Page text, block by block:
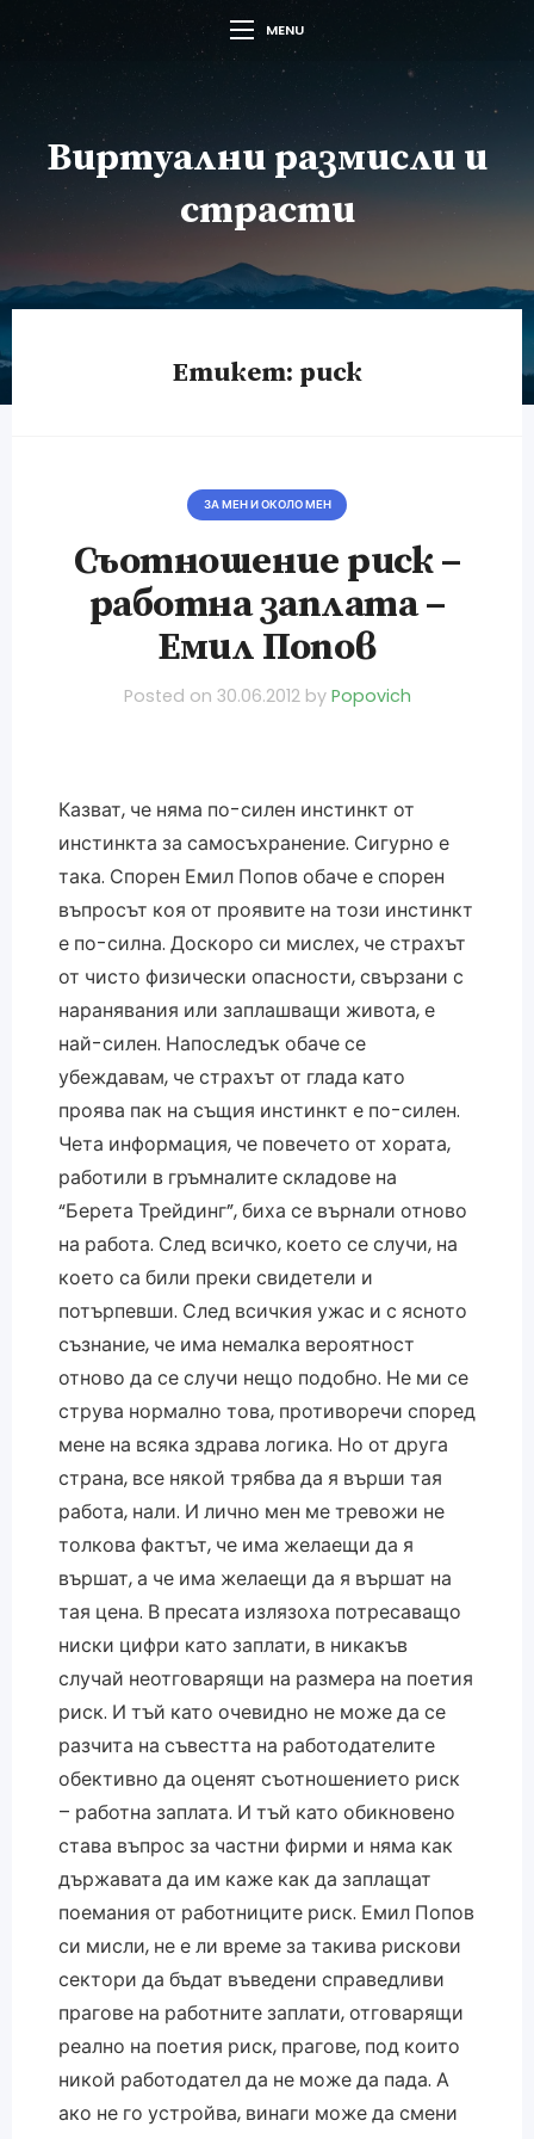
MENU
Виртуални размисли и
страсти
Етикет: риск
ЗА МЕН И ОКОЛО МЕН
Съотношение риск –
работна заплата –
Емил Попов
Posted on 30.06.2012 by Popovich
Казват, че няма по-силен инстинкт от
инстинкта за самосъхранение. Сигурно е
така. Спорен Емил Попов обаче е спорен
въпросът коя от проявите на този инстинкт
е по-силна. Доскоро си мислех, че страхът
от чисто физически опасности, свързани с
наранявания или заплашващи живота, е
най-силен. Напоследък обаче се
убеждавам, че страхът от глада като
проява пак на същия инстинкт е по-силен.
Чета информация, че повечето от хората,
работили в гръмналите складове на
“Берета Трейдинг”, биха се върнали отново
на работа. След всичко, което се случи, на
което са били преки свидетели и
потърпевши. След всичкия ужас и с ясното
съзнание, че има немалка вероятност
отново да се случи нещо подобно. Не ми се
струва нормално това, противоречи според
мене на всяка здрава логика. Но от друга
страна, все някой трябва да я върши тая
работа, нали. И лично мен ме тревожи не
толкова фактът, че има желаещи да я
вършат, а че има желаещи да я вършат на
тая цена. В пресата излязоха потресаващо
ниски цифри като заплати, в никакъв
случай неотговарящи на размера на поетия
риск. И тъй като очевидно не може да се
разчита на съвестта на работодателите
обективно да оценят съотношението риск
– работна заплата. И тъй като обикновено
става въпрос за частни фирми и няма как
държавата да им каже как да заплащат
поемания от работниците риск. Емил Попов
си мисли, не е ли време за такива рискови
сектори да бъдат въведени справедливи
прагове на работните заплати, отговарящи
реално на поетия риск, прагове, под които
никой работодател да не може да пада. А
ако не го устройва, винаги може да смени